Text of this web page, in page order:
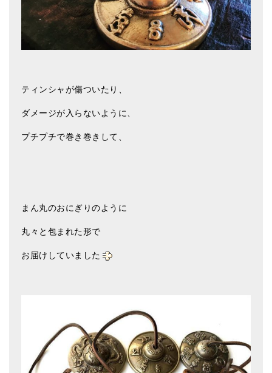
ヒーリング・マンダラポスター
ロゴステッカー・ポストカード各種
チベット・マントラ・ヒーリングCD
ギフトラッピング
シンギングボウル講座
中級講座
上級講座
ビギナー講師・養成講座
メールお便り登録
LINEお友だち登録
ティンシャが傷ついたり、
ダメージが入らないように、
プチプチで巻き巻きして、
まん丸のおにぎりのように
丸々と包まれた形で
お届けしていました